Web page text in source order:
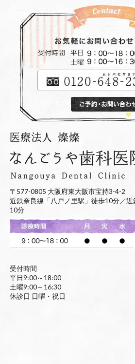
〒577-0805 大阪府東大阪市宝持3-4-2
近鉄奈良線「八戸ノ里駅」徒歩10分／
10分
受付時間
平日9:00～18:00
土曜9:00～16:30
休診日 日曜・祝日